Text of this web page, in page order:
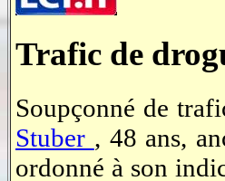
Trafic de
Soupçonné de
Stuber , 48 ans,
ordonné à son